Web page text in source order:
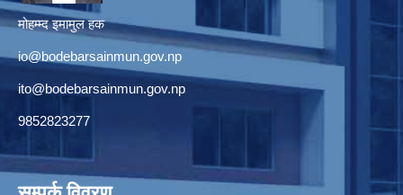
मोहम्म्द इमामुल हक
io@bodebarsainmun.gov.np
ito@bodebarsainmun.gov.np
9852823277